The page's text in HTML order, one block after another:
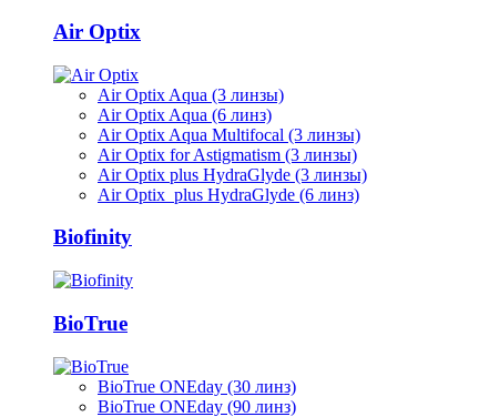
Air Optix
Air Optix Aqua (3 линзы)
Air Optix Aqua (6 линз)
Air Optix Aqua Multifocal (3 линзы)
Air Optix for Astigmatism (3 линзы)
Air Optix plus HydraGlyde (3 линзы)
Air Optix plus HydraGlyde (6 линз)
Biofinity
BioTrue
BioTrue ONEday (30 линз)
BioTrue ONEday (90 линз)